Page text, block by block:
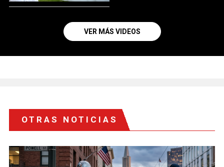
VER MÁS VIDEOS
OTRAS NOTICIAS